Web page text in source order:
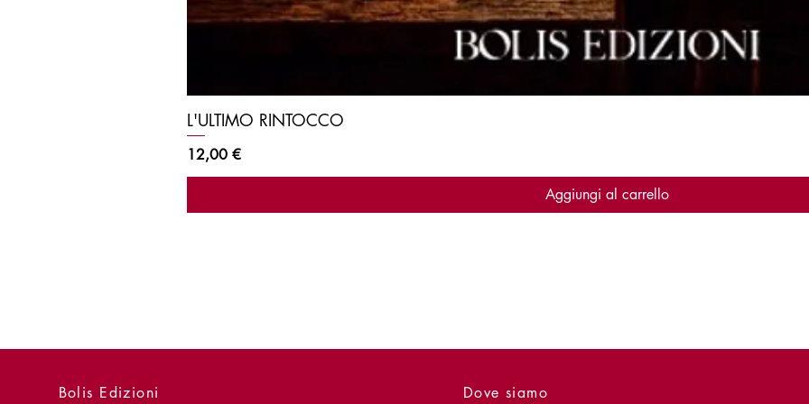
L'ULTIMO RINTOCCO
Prezzo
12,00 €
Aggiungi al carrello
Bolis Edizioni Dove siamo